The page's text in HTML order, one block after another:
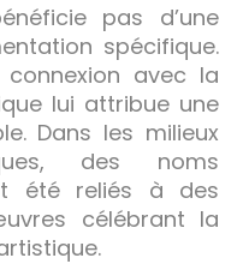
pas d’une
spécifique.
connexion avec la
lui attribue une
Dans les milieux
des noms
été reliés à des
célébrant la